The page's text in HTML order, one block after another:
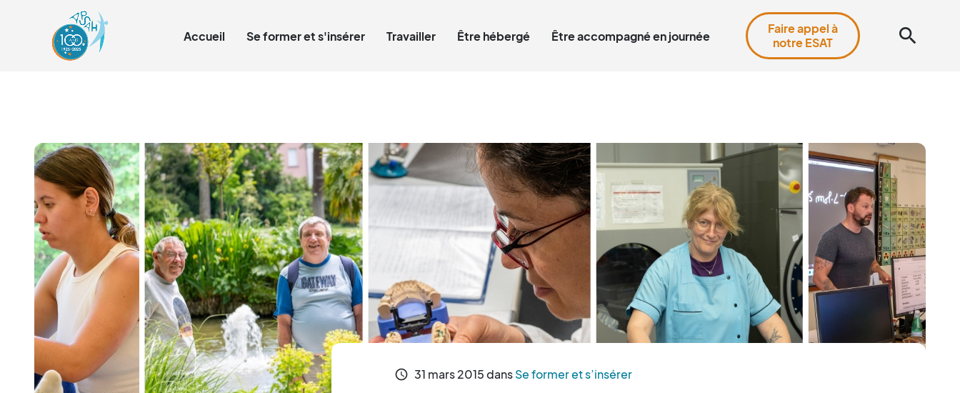
Accueil Se former et s'insérer Travailler Être hébergé Être accompagné en journée
Faire appel à
notre ESAT
search
schedule 31 mars2015dansSe former et s’insérer